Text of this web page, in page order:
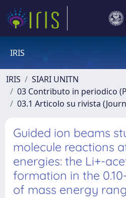
IRIS
IRIS
SIARI UNITN
03 Contributo in periodico
03.1 Articolo su rivista
Guided ion beams
molecule reactions
energies: the Li+-
formation in the
of mass energy